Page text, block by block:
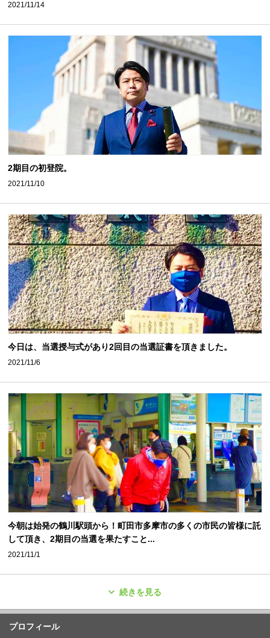
2021/11/14
2期目の初登院。
2021/11/10
今日は、当選授与式があり2回目の当選証書を頂きました。
2021/11/6
今朝は始発の鶴川駅頭から！町田市多摩市の多くの市民の皆様に託
して頂き、2期目の当選を果たすこと...
2021/11/1
続きを見る
プロフィール